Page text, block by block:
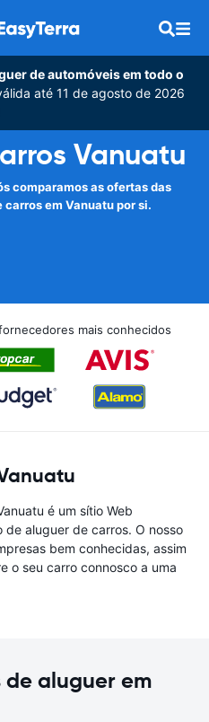
de automóveis em todo o
até 11 de agosto de 2026
Vanuatu
comparamos as ofertas das
carros em Vanuatu por si.
mais conhecidos
é um sítio Web
aluguer de carros. O nosso
bem conhecidas, assim
o seu carro connosco a uma
aluguer em